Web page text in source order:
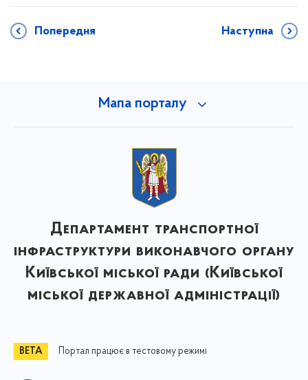
Попередня Наступна
Мапа порталу
Департамент транспортної
інфраструктури виконавчого органу
Київської міської ради (Київської
міської державної адміністрації)
Портал працює в тестовому режимі